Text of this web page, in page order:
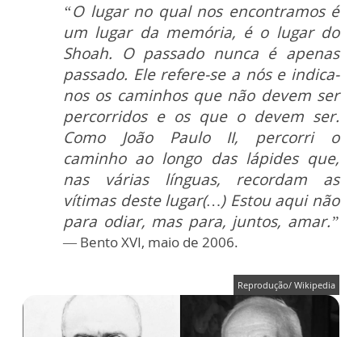
“O lugar no qual nos encontramos é
um lugar da memória, é o lugar do
Shoah. O passado nunca é apenas
passado. Ele refere-se a nós e indica-
nos os caminhos que não devem ser
percorridos e os que o devem ser.
Como João Paulo II, percorri o
caminho ao longo das lápides que,
nas várias línguas, recordam as
vítimas deste lugar(…) Estou aqui não
para odiar, mas para, juntos, amar.”
— Bento XVI, maio de 2006.
Reprodução/ Wikipedia